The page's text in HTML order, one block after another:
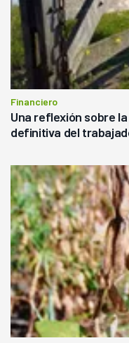
Financiero
Una reflexión sobre
definitiva del